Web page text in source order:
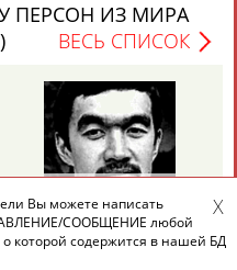
ПЕРСОН ИЗ МИРА
ВЕСЬ СПИСОК
АНАРБАЕВ
Вы можете написать
СООБЩЕНИЕ любой
которой содержится в нашей БД